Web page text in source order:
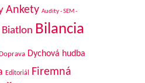
Ankety Audity - SEM -
Biatlon Bilancia
Dychová hudba
Editoriál
Firemná